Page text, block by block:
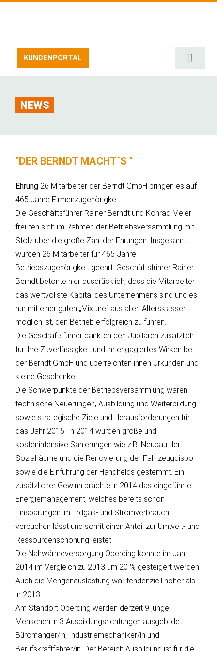
KUNDENPORTAL
Toggle
START
ÜBER
NEWS
"DER BERNDT MACHT´S "
Ehrung26 Mitarbeiter der Berndt GmbH bringen es auf
465 Jahre Firmenzugehörigkeit
Die Geschäftsführer Rainer Berndt und Konrad Meier
freuten sich im Rahmen der Betriebsversammlung mit
Stolz über die große Zahl der Ehrungen. Insgesamt
wurden 26 Mitarbeiter für 465 Jahre
Betriebszugehörigkeit geehrt. Geschäftsführer Rainer
Berndt betonte hier ausdrücklich, dass die Mitarbeiter
das wertvollste Kapital des Unternehmens sind und es
nur mit einer guten „Mixture“ aus allen Altersklassen
möglich ist, den Betrieb erfolgreich zu führen.
Die Geschäftsführer dankten den Jubilaren zusätzlich
für ihre Zuverlässigkeit und ihr engagiertes Wirken bei
der Berndt GmbH und überreichten ihnen Urkunden und
kleine Geschenke.
Die Schwerpunkte der Betriebsversammlung waren
technische Neuerungen, Ausbildung und Weiterbildung
sowie strategische Ziele und Herausforderungen für
das Jahr 2015. In 2014 wurden große und
kostenintensive Sanierungen wie z.B. Neubau der
Sozialräume und die Renovierung der Fahrzeugdispo
sowie die Einführung der Handhelds gestemmt. Ein
zusätzlicher Gewinn brachte in 2014 das eingeführte
Energiemanagement, welches bereits schon
Einsparungen im Erdgas- und Stromverbrauch
verbuchen lässt und somit einen Anteil zur Umwelt- und
Ressourcenschonung leistet.
Die Nahwärmeversorgung Oberding konnte im Jahr
2014 im Vergleich zu 2013 um 20 % gesteigert werden.
Auch die Mengenauslastung war tendenziell höher als
in 2013.
Am Standort Oberding werden derzeit 9 junge
Menschen in 3 Ausbildungsrichtungen ausgebildet:
Büromanger/in, Industriemechaniker/in und
Berufskraftfahrer/in. Der Bereich Ausbildung ist für die